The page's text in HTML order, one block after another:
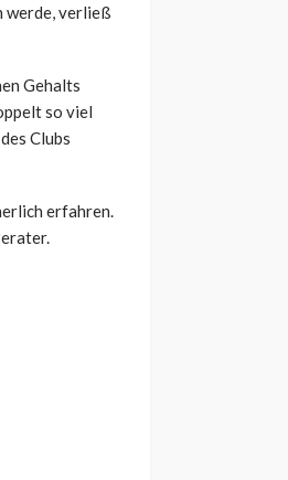
werde, verließ
Gehalts
so viel
Clubs
erfahren.